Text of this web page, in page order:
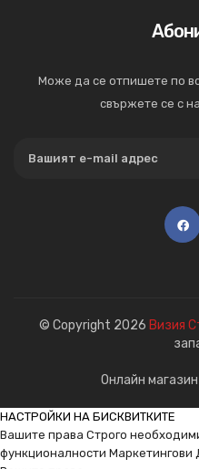
Може да се отпишете по
свържете се с
© Copyright 2026 Визия
Онлайн
НАСТРОЙКИ НА БИСКВИТКИТЕ
Вашите права Строго
функционалности Маркетингови